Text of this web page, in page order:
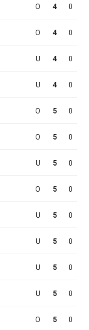
O 4 0
O 4 0
U 4 0
U 4 0
O 5 0
O 5 0
U 5 0
O 5 0
U 5 0
U 5 0
U 5 0
U 5 0
O 5 0